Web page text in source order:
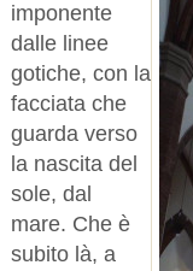
imponente
dalle linee
gotiche, con la
facciata che
guarda verso
la nascita del
sole, dal
mare. Che è
subito là, a